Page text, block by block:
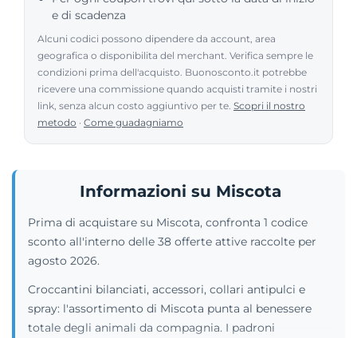
e di scadenza
Alcuni codici possono dipendere da account, area
geografica o disponibilita del merchant. Verifica sempre le
condizioni prima dell'acquisto. Buonosconto.it potrebbe
ricevere una commissione quando acquisti tramite i nostri
link, senza alcun costo aggiuntivo per te. Scopri il nostro
metodo · Come guadagniamo
Informazioni su Miscota
Prima di acquistare su Miscota, confronta 1 codice
sconto all'interno delle 38 offerte attive raccolte per
agosto 2026.
Croccantini bilanciati, accessori, collari antipulci e
spray: l'assortimento di Miscota punta al benessere
totale degli animali da compagnia. I padroni